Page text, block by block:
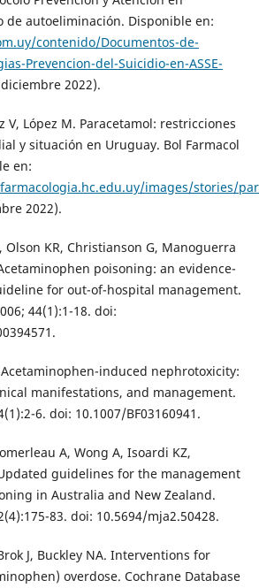
de autoeliminación. Disponible en:
contenido/Documentos-de-
Prevencion-del-Suicidio-en-ASSE-
2022).
V, López M. Paracetamol: restricciones
y situación en Uruguay. Bol Farmacol
en:
images/stories/
2022).
Olson KR, Christianson G, Manoguerra
poisoning: an evidence-
for out-of-hospital management.
44(1):1-18. doi:
Acetaminophen-induced nephrotoxicity:
manifestations, and management.
6. doi: 10.1007/BF03160941.
A, Wong A, Isoardi KZ,
guidelines for the management
in Australia and New Zealand.
83. doi: 10.5694/mja2.50428.
J, Buckley NA. Interventions for
overdose. Cochrane Database